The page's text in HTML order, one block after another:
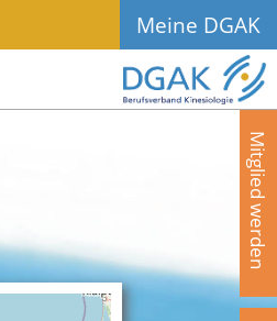
Meine DGAK
Mitglied werden